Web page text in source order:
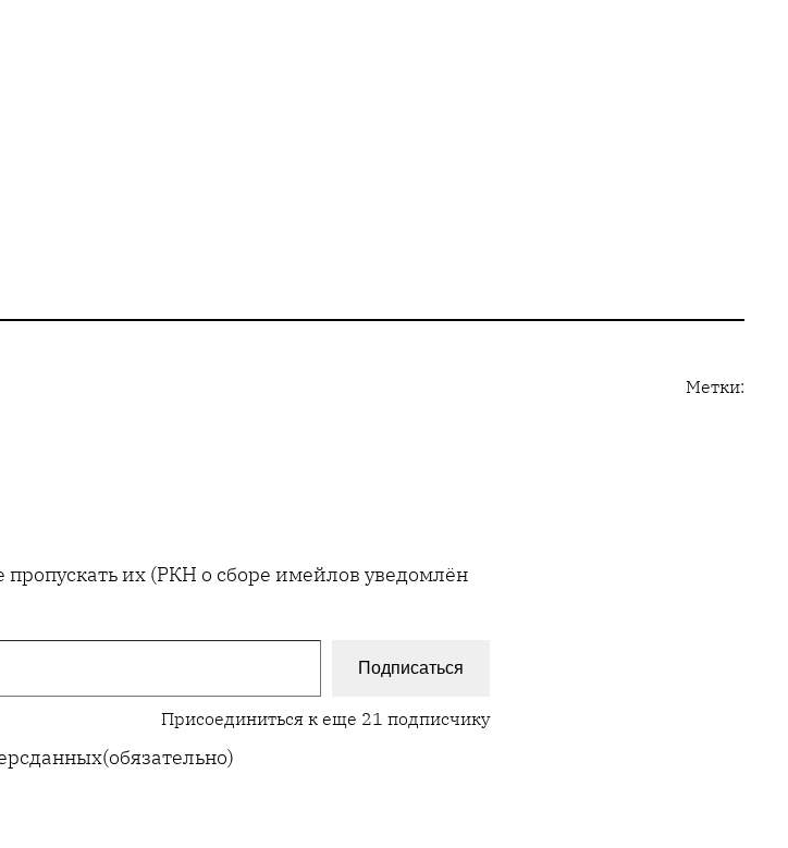
Метки:
их (РКН о сборе имейлов уведомлён
Подписаться
Присоединиться к еще 21 подписчику
(обязательно)